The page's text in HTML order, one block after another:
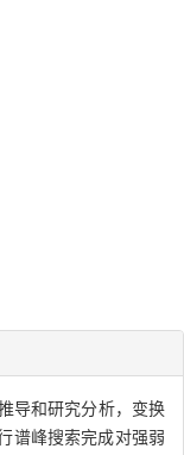
导和研究分析，变换
谱峰搜索完成对强弱